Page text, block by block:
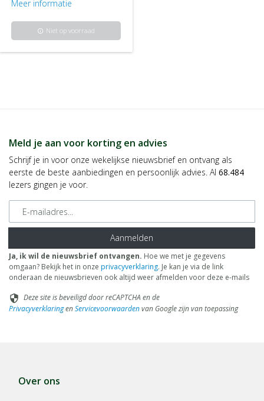
Meer informatie
info Niet op voorraad
Meld je aan voor korting en advies
Schrijf je in voor onze wekelijkse nieuwsbrief en ontvang als
eerste de beste aanbiedingen en persoonlijk advies. Al 68.484
lezers gingen je voor.
E-mailadres
Aanmelden
Ja, ik wil de nieuwsbrief ontvangen. Hoe we met je gegevens
omgaan? Bekijk het in onze privacyverklaring. Je kan je via de link
onderaan de nieuwsbrieven ook altijd weer afmelden voor deze e-mails
security Deze site is beveiligd door reCAPTCHA en de
PrivacyverklaringenServicevoorwaardenvan Google zijn van toepassing
Over ons